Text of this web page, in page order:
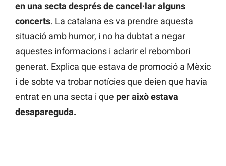
en una secta després de cancel·lar alguns
concerts. La catalana es va prendre aquesta
situació amb humor, i no ha dubtat a negar
aquestes informacions i aclarir el rebombori
generat. Explica que estava de promoció a Mèxic
i de sobte va trobar notícies que deien que havia
entrat en una secta i que per això estava
desapareguda.